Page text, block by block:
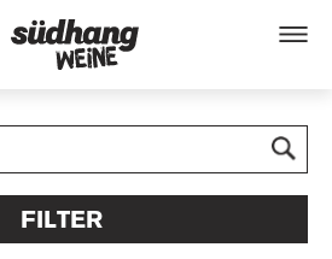
FILTER